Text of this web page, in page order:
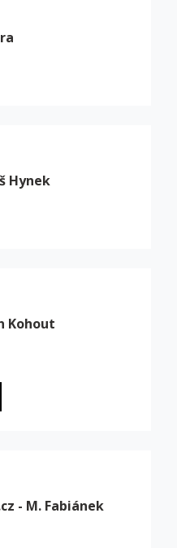
Hynek
Kohout
- M. Fabiánek